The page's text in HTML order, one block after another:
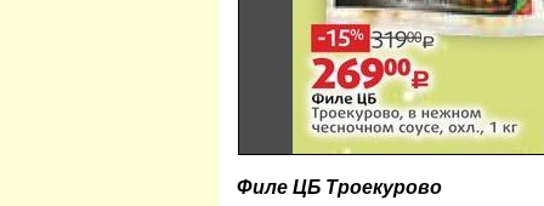
Филе ЦБ Троекурово